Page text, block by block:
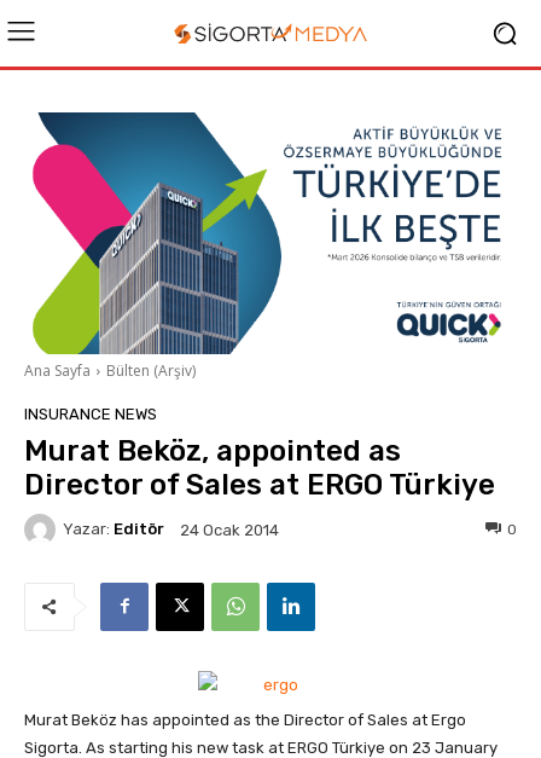
Ana Sayfa Bülten (Arşiv)
INSURANCE NEWS
Murat Beköz, appointed as
Director of Sales at ERGO Türkiye
Yazar: Editör 24 Ocak 2014 0
Murat Beköz has appointed as the Director of Sales at Ergo
Sigorta. As starting his new task at ERGO Türkiye on 23 January